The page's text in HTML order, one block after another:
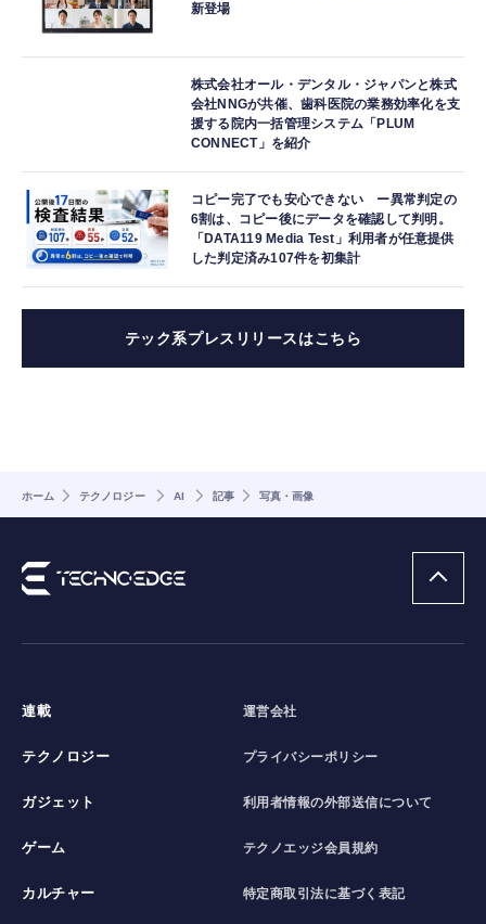
新登場
株式会社オール・デンタル・ジャパンと株式
会社NNGが共催、歯科医院の業務効率化を支
援する院内一括管理システム「PLUM
CONNECT」を紹介
コピー完了でも安心できない ー異常判定の
6割は、コピー後にデータを確認して判明。
「DATA119 Media Test」利用者が任意提供
した判定済み107件を初集計
テック系プレスリリースはこちら
ホーム テクノロジー AI 記事 写真・画像
連載
テクノロジー
ガジェット
ゲーム
カルチャー
運営会社
プライバシーポリシー
利用者情報の外部送信について
テクノエッジ会員規約
特定商取引法に基づく表記